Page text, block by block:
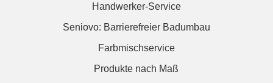
Handwerker-Service
Seniovo: Barrierefreier Badumbau
Farbmischservice
Produkte nach Maß